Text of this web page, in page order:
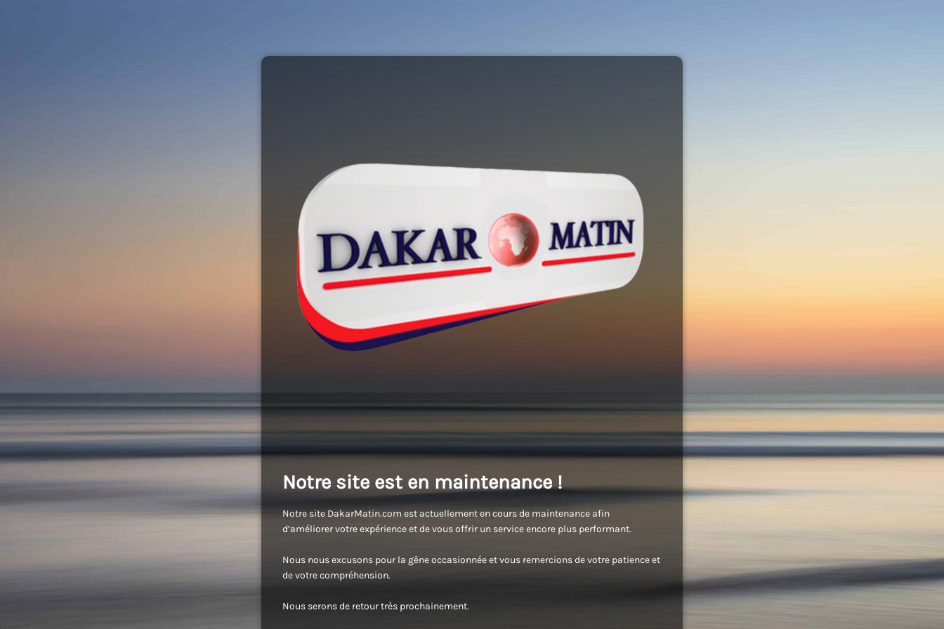
Notre site est en maintenance !
Notre site DakarMatin.com est actuellement en cours de maintenance afin
d’améliorer votre expérience et de vous offrir un service encore plus performant.
Nous nous excusons pour la gêne occasionnée et vous remercions de votre patience et
de votre compréhension.
Nous serons de retour très prochainement.